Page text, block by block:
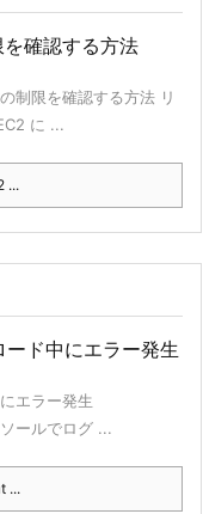
確認する方法
制限を確認する方法 リ
に ...
...
ド中にエラー発生
エラー発生
ールでログ ...
...